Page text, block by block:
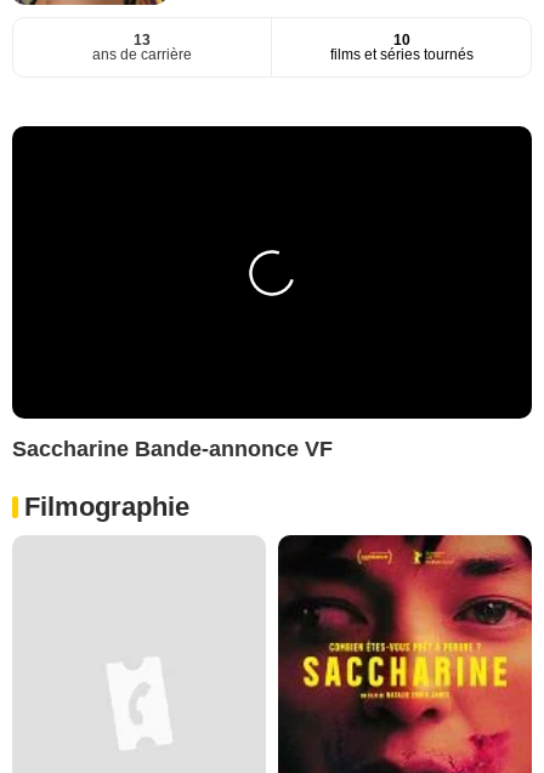
13
ans de carrière
10
films et séries tournés
Saccharine Bande-annonce VF
Filmographie